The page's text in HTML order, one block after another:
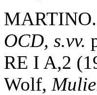
MARTINO.
OCD, s.vv.
RE I A,2
Wolf,